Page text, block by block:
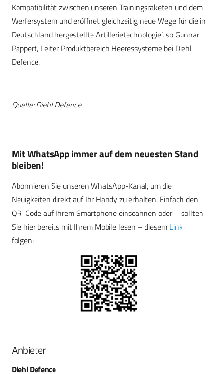
Kompatibilität zwischen unseren Trainingsraketen und dem
Werfersystem und eröffnet gleichzeitig neue Wege für die in
Deutschland hergestellte Artillerietechnologie“, so Gunnar
Pappert, Leiter Produktbereich Heeressysteme bei Diehl
Defence.
Quelle: Diehl Defence
Mit WhatsApp immer auf dem neuesten Stand
bleiben!
Abonnieren Sie unseren WhatsApp-Kanal, um die
Neuigkeiten direkt auf Ihr Handy zu erhalten. Einfach den
QR-Code auf Ihrem Smartphone einscannen oder – sollten
Sie hier bereits mit Ihrem Mobile lesen – diesem Link
folgen:
Anbieter
Diehl Defence